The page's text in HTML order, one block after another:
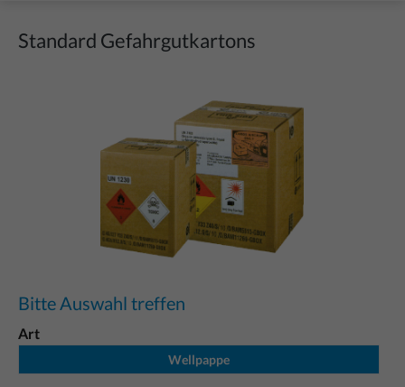
Standard Gefahrgutkartons
Bitte Auswahl treffen
Art
Wellpappe